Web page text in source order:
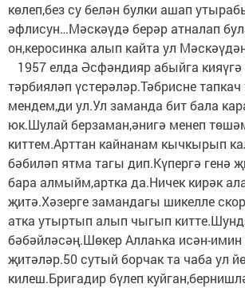
көлеп,без су белән булки ашап
әфлисун…Мәскәүдә берәр атналап
он,керосинка алып кайта ул
1957 елда Әсфәндияр абыйга
тәрбияләп үстерәләр.Тәбрисне
мендем,ди ул.Ул заманда бит бала
юк.Шулай берзаман,әнигә менеп
киттем.Арттан кайнанам кычкырып
бәбиләп ятма тагы дип.Күпергә генә
бара алмыйм,артка да.Ничек кирәк
җитә.Хәзерге замандагы шикелле
атка утыртып алып чыгып
бәбәйләсәң.Шөкер Аллаһка исән-
җитәләр.50 сутый борчак та чаба ул
килеш.Бригадир бүлеп